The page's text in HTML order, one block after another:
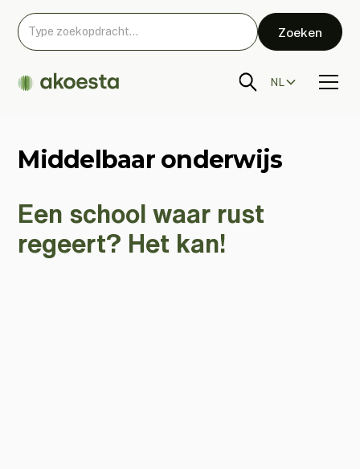
NL
Middelbaar onderwijs
Een school waar rust
regeert? Het kan!